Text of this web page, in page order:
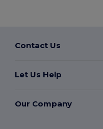
Contact Us
Let Us Help
Our Company